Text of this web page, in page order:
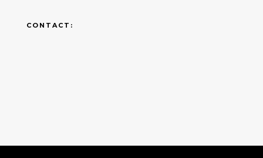
CONTACT: